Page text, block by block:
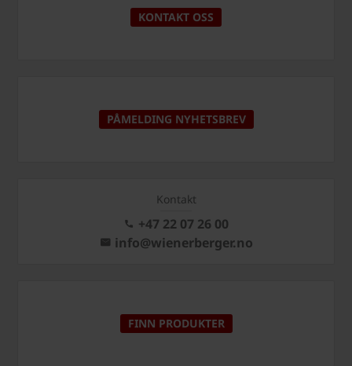
KONTAKT OSS
PÅMELDING NYHETSBREV
Kontakt
+47 22 07 26 00
info@wienerberger.no
FINN PRODUKTER